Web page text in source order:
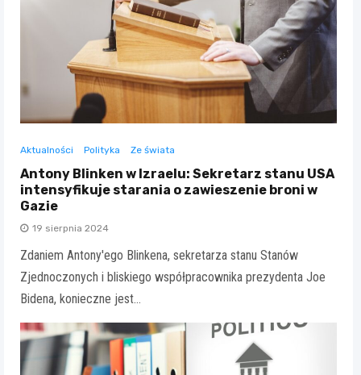
Aktualności Polityka Ze świata
Antony Blinken w Izraelu: Sekretarz stanu USA
intensyfikuje starania o zawieszenie broni w
Gazie
19 sierpnia 2024
Zdaniem Antony'ego Blinkena, sekretarza stanu Stanów
Zjednoczonych i bliskiego współpracownika prezydenta Joe
Bidena, konieczne jest…